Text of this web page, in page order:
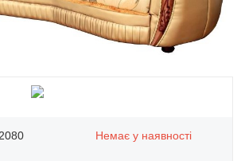
Немає у наявності